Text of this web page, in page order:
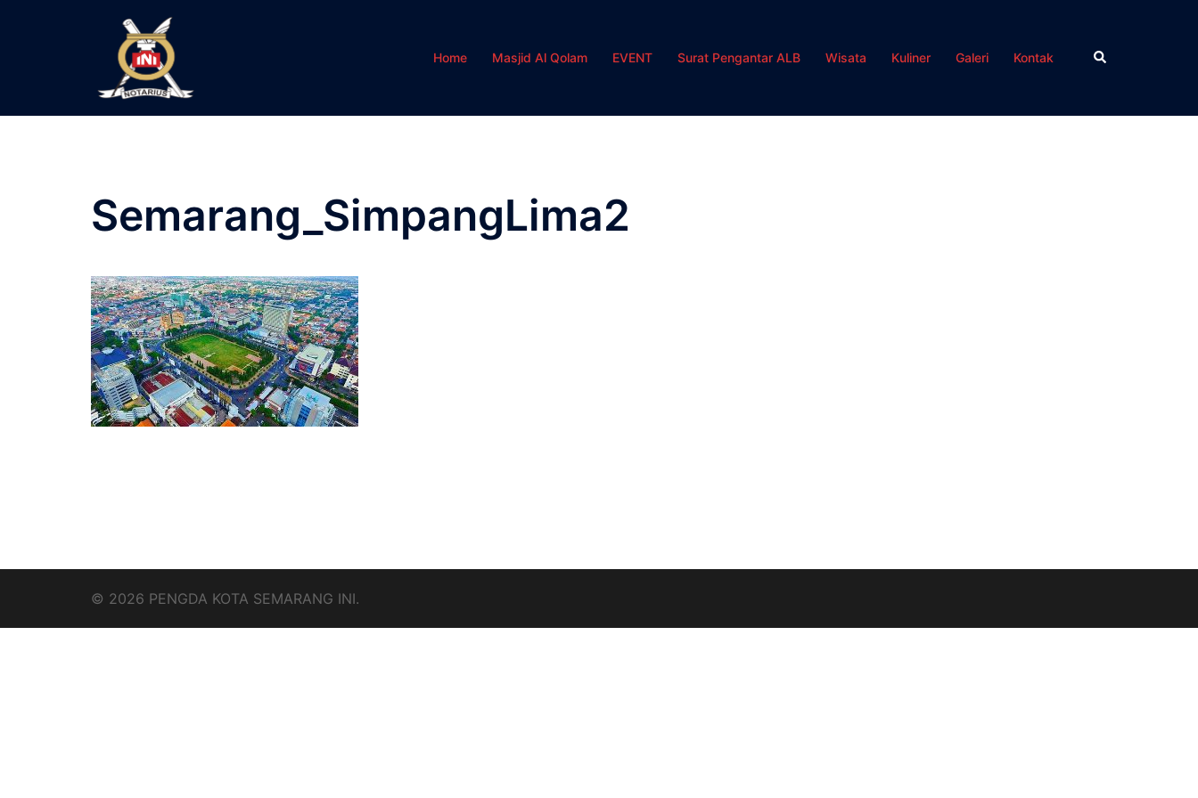
Home Masjid Al Qolam EVENT Surat Pengantar ALB Wisata Kuliner Galeri Kontak Search
Semarang_SimpangLima2
© 2026 PENGDA KOTA SEMARANG INI.